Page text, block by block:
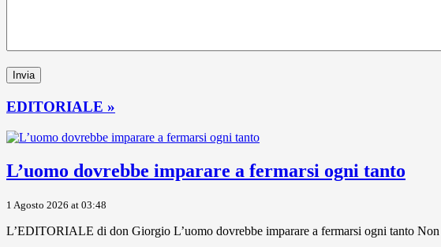
EDITORIALE »
L’uomo dovrebbe imparare a fermarsi ogni tanto
1 Agosto 2026 at 03:48
L’EDITORIALE di don Giorgio L’uomo dovrebbe imparare a fermarsi ogni tanto